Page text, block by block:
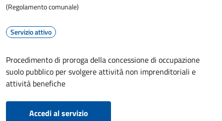
(Regolamento comunale)
Servizio attivo
Procedimento di proroga della concessione di occupazione
suolo pubblico per svolgere attività non imprenditoriali e
attività benefiche
Accedi al servizio